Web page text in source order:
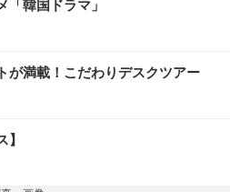
韓国ドラマ」
が満載！こだわりデスクツアー